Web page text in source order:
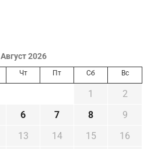
Август 2026
Чт Пт Сб Вс
1
2
6 7 8
9
13 14 15
16